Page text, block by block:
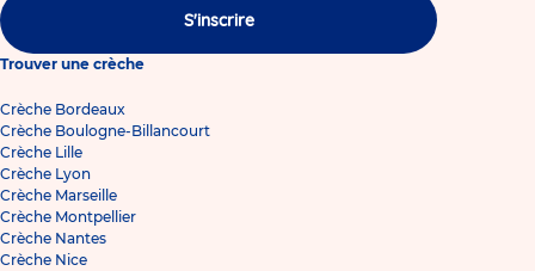
S'inscrire
Trouver une crèche
Crèche Bordeaux
Crèche Boulogne-Billancourt
Crèche Lille
Crèche Lyon
Crèche Marseille
Crèche Montpellier
Crèche Nantes
Crèche Nice